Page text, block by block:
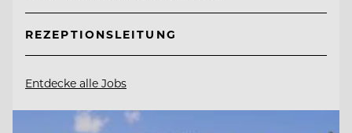
REZEPTIONSLEITUNG
Entdecke alle Jobs